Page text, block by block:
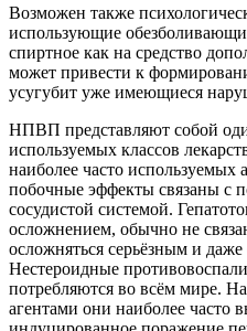
Возможен также
использующие
спиртное как на средство
может привести к
усугубит уже имеющиеся
НПВП представляют собой
используемых классов
наиболее часто используемых
побочные эффекты связаны с
сосудистой системой.
осложнением, обычно не
осложняться серьёзным и
Нестероидные
потребляются во всём мире.
агентами они наиболее часто